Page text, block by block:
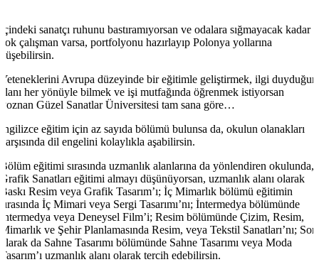
İçindeki sanatçı ruhunu bastıramıyorsan ve odalara sığmayacak kadar
çok çalışman varsa, portfolyonu hazırlayıp Polonya yollarına
düşebilirsin.
Yeteneklerini Avrupa düzeyinde bir eğitimle geliştirmek, ilgi duyduğun
alanı her yönüyle bilmek ve işi mutfağında öğrenmek istiyorsan
Poznan Güzel Sanatlar Üniversitesi tam sana göre…
İngilizce eğitim için az sayıda bölümü bulunsa da, okulun olanakları
karşısında dil engelini kolaylıkla aşabilirsin.
Bölüm eğitimi sırasında uzmanlık alanlarına da yönlendiren okulunda,
Grafik Sanatları eğitimi almayı düşünüyorsan, uzmanlık alanı olarak
Baskı Resim veya Grafik Tasarım’ı; İç Mimarlık bölümü eğitimin
sırasında İç Mimari veya Sergi Tasarımı’nı; İntermedya bölümünde
İntermedya veya Deneysel Film’i; Resim bölümünde Çizim, Resim,
Mimarlık ve Şehir Planlamasında Resim, veya Tekstil Sanatları’nı; Son
olarak da Sahne Tasarımı bölümünde Sahne Tasarımı veya Moda
Tasarım’ı uzmanlık alanı olarak tercih edebilirsin.